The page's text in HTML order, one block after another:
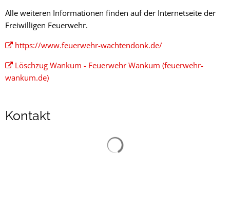
Alle weiteren Informationen finden auf der Internetseite der
Freiwilligen Feuerwehr.
https://www.feuerwehr-wachtendonk.de/
Löschzug Wankum - Feuerwehr Wankum (feuerwehr-
wankum.de)
Kontakt